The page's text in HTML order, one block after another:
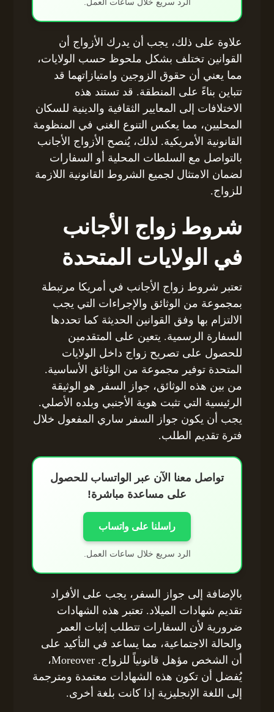
علاوة على ذلك، يجب أن يدرك الأزواج أن
القوانين تختلف بشكل ملحوظ حسب الولايات،
مما يعني أن حقوق الزوجين وامتيازاتهما قد
تتباين بناءً على المنطقة. قد تستند هذه
الاختلافات إلى المعايير الثقافية والدينية للسكان
المحليين، مما يعكس التنوع الغني في المنظومة
القانونية الأمريكية. لذلك، يُنصح الأزواج الأجانب
بالتواصل مع السلطات المحلية أو السفارات
لضمان الامتثال لجميع الشروط القانونية اللازمة
للزواج.
شروط زواج الأجانب
في الولايات المتحدة
تعتبر شروط زواج الأجانب في أمريكا مرتبطة
بمجموعة من الوثائق والإجراءات التي يجب
الالتزام بها وفق القوانين الحديثة كما تحددها
السفارة الرسمية. يتعين على المتقدمين
للحصول على تصريح زواج داخل الولايات
المتحدة توفير مجموعة من الوثائق الأساسية.
من بين هذه الوثائق، جواز السفر هو الوثيقة
الرئيسية التي تثبت هوية الأجنبي وبلده الأصلي.
يجب أن يكون جواز السفر ساري المفعول خلال
فترة تقديم الطلب.
تواصل معنا الآن عبر الواتساب للحصول
على مساعدة مباشرة!
راسلنا على واتساب
الرد سريع خلال ساعات العمل.
بالإضافة إلى جواز السفر، يجب على الأفراد
تقديم شهادات الميلاد. تعتبر هذه الشهادات
ضرورية لأن السفارات تتطلب إثبات العمر
والحالة الاجتماعية، مما يساعد في التأكيد على
أن الشخص مؤهل قانونياً للزواج. Moreover،
يُفضل أن تكون هذه الشهادات معتمدة ومترجمة
إلى اللغة الإنجليزية إذا كانت بلغة أخرى.